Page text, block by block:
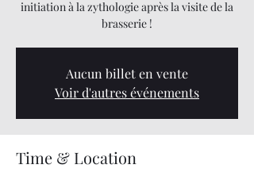
initiation à la zythologie après la visite de la
brasserie !
Aucun billet en vente
Voir d'autres événements
Time & Location